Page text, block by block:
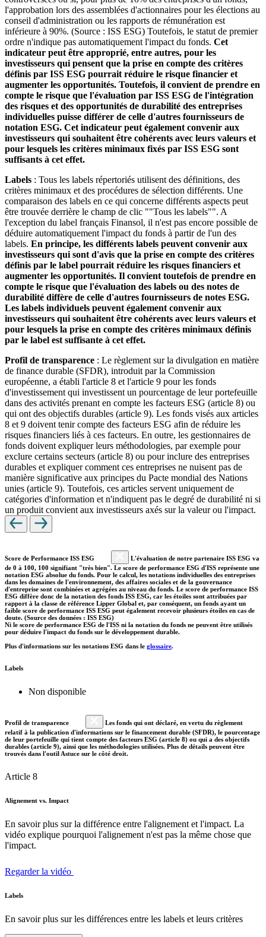
l'approbation lors des assemblées d'actionnaires pour les élections au
conseil d'administration ou les rapports de rémunération est
inférieure à 90%. (Source : ISS ESG) Toutefois, le statut de premier
ordre n'indique pas automatiquement l'impact du fonds. Cet
indicateur peut être approprié, entre autres, pour les
investisseurs qui pensent que la prise en compte des critères
définis par ISS ESG pourrait réduire le risque financier et
augmenter les opportunités. Toutefois, il convient de prendre en
compte le risque que l'évaluation par ISS ESG de l'intégration
des risques et des opportunités de durabilité des entreprises
individuelles puisse différer de celle d'autres fournisseurs de
notation ESG. Cet indicateur peut également convenir aux
investisseurs qui souhaitent être cohérents avec leurs valeurs et
pour lesquels les critères minimaux fixés par ISS ESG sont
suffisants à cet effet.
Labels : Tous les labels répertoriés utilisent des définitions, des
critères minimaux et des procédures de sélection différents. Une
comparaison des labels en ce qui concerne différents aspects peut
être trouvée derrière le champ de clic ""Tous les labels"". A
l'exception du label français Finansol, il n'est pas encore possible de
déduire automatiquement l'impact du fonds à partir de l'un des
labels. En principe, les différents labels peuvent convenir aux
investisseurs qui sont d'avis que la prise en compte des critères
définis par le label pourrait réduire les risques financiers et
augmenter les opportunités. Il convient toutefois de prendre en
compte le risque que l'évaluation des labels ou des notes de
durabilité diffère de celle d'autres fournisseurs de notes ESG.
Les labels individuels peuvent également convenir aux
investisseurs qui souhaitent être cohérents avec leurs valeurs et
pour lesquels la prise en compte des critères minimaux définis
par le label est suffisante à cet effet.
Profil de transparence : Le règlement sur la divulgation en matière
de finance durable (SFDR), introduit par la Commission
européenne, a établi l'article 8 et l'article 9 pour les fonds
d'investissement qui investissent un pourcentage de leur portefeuille
dans des activités prenant en compte les facteurs ESG (article 8) ou
qui ont des objectifs durables (article 9). Les fonds visés aux articles
8 et 9 doivent tenir compte des facteurs ESG afin de réduire les
risques financiers liés à ces facteurs. En outre, les gestionnaires de
fonds doivent expliquer leurs méthodologies, par exemple pour
exclure certains secteurs (article 8) ou pour inclure des entreprises
durables et expliquer comment ces entreprises ne nuisent pas de
manière significative aux principes du Pacte mondial des Nations
unies (article 9). Toutefois, ces articles servent uniquement de
catégories d'information et n'indiquent pas le degré de durabilité ni si
un produit convient aux investisseurs axés sur la valeur ou l'impact.
Score de Performance ISS ESG
L'évaluation de notre partenaire ISS ESG va
de 0 à 100, 100 signifiant "très bien". Le score de performance ESG d'ISS représente une
notation ESG absolue du fonds. Pour le calcul, les notations individuelles des entreprises
dans les domaines de l'environnement, des affaires sociales et de la gouvernance
d'entreprise sont combinées et agrégées au niveau du fonds. Le score de performance ISS
ESG diffère donc de la notation des fonds ISS ESG, car les étoiles sont attribuées par
rapport à la classe de référence Lipper Global et, par conséquent, un fonds ayant un
faible score de performance ISS ESG peut également recevoir plusieurs étoiles en cas de
doute. (Source des données : ISS ESG)
Ni le score de performance ESG de l'ISS ni la notation du fonds ne peuvent être utilisés
pour déduire l'impact du fonds sur le développement durable.
Plus d'informations sur les notations ESG dans le glossaire.
Labels
Non disponible
Profil de transparence
Les fonds qui ont déclaré, en vertu du règlement
relatif à la publication d'informations sur le financement durable (SFDR), le pourcentage
de leur portefeuille qui tient compte des facteurs ESG (article 8) ou qui a des objectifs
durables (article 9), ainsi que les méthodologies utilisées. Plus de détails peuvent être
trouvés dans l'outil Astuce sur le côté droit.
Article 8
Alignement vs. Impact
En savoir plus sur la différence entre l'alignement et l'impact. La
vidéo explique pourquoi l'alignement n'est pas la même chose que
l'impact.
Regarder la vidéo
Labels
En savoir plus sur les différences entre les labels et leurs critères